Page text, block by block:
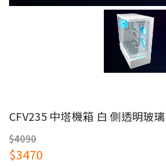
CFV235 中塔機箱 白 側透明玻璃
$4090
$3470